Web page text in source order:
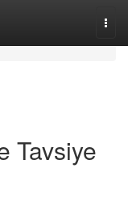
Tavsiye